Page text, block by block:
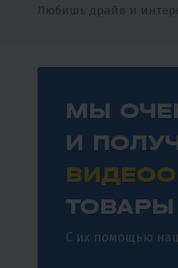
Любишь драйв и
МЫ
И
ТОВАРЫ
С их помощью